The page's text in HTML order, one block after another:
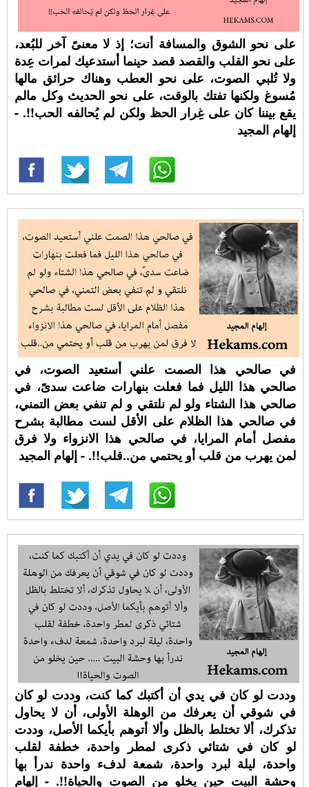
على نحو الشوق والمسافة أنت؛ إذ لا معنىً آخر للبُعد،
على نحو القلب والقصد قصد حينما أستدعيك لمرات عِدة
ولا تُلبي الصوت، على نحو العطب وهناك حرائق مالها
مُسوغ ولكنها تفتك بالوقت، على نحو الحديث وكل مالم
يقع بيننا كان على غِرار الحظ ولكن لم يُحالفه الحب!!. -
إلهام المجيد
في صالحي هذا الصمت علني أستعيد الصوت، في
صالحي هذا الليل فما فعلت بنهارات ضاعت سدىً، في
صالحي هذا الشتاء ولو لم نلتقي و لم تنفي بعض التمني،
في صالحي هذا الظلام على الأقل لست مطالبة بشرح
مفصل أمام المرايا، في صالحي هذا الانزواء ولا فرق
لمن يهرب من قلب أو يحتمي من..قلب!!. - إلهام المجيد
وددت لو كان في يدي أن أكتبك كما كنت، وددت لو كان
في شوقي أن يعرفك من الوهلة الأولى، أن لا يحاول
تذكرك، ألا تختلط بالظل وألا أتوهم بأيكما الأصل، وددت
لو كان في شتائي ذكرى لمطر واحدة، خطفة لقلب
واحدة، ليلة لبرد واحدة، شمعة لدفء واحدة ندرأ بها
وحشة البيت حين يخلو من الصوت والحياة!!. - إلهام